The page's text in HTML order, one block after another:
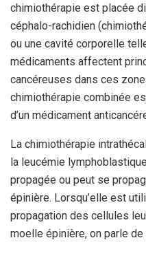
chimiothérapie est placée
céphalo-rachidien
ou une cavité corporelle
médicaments affectent
cancéreuses dans ces
chimiothérapie combinée
d’un médicament
La chimiothérapie
la leucémie
propagée ou peut se
épinière. Lorsqu’elle est
propagation des cellules
moelle épinière, on parle de